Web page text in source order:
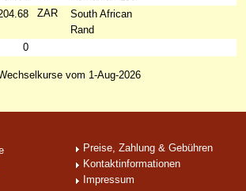
ZAR
South African
Rand
0
vom 1-Aug-2026
Preise, Zahlung & Gebühren
Kontaktinformationen
Impressum